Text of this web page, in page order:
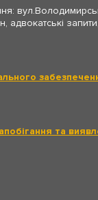
адвокатські
та